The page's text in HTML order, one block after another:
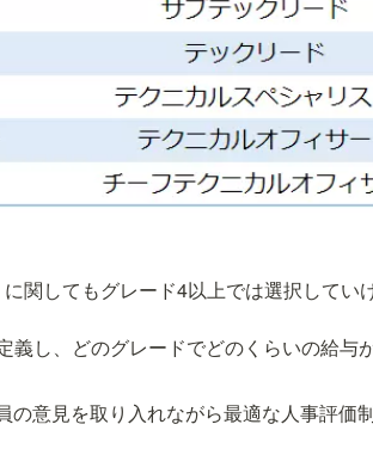
関してもグレード4以上では選択してい
義し、どのグレードでどのくらいの給与
意見を取り入れながら最適な人事評価